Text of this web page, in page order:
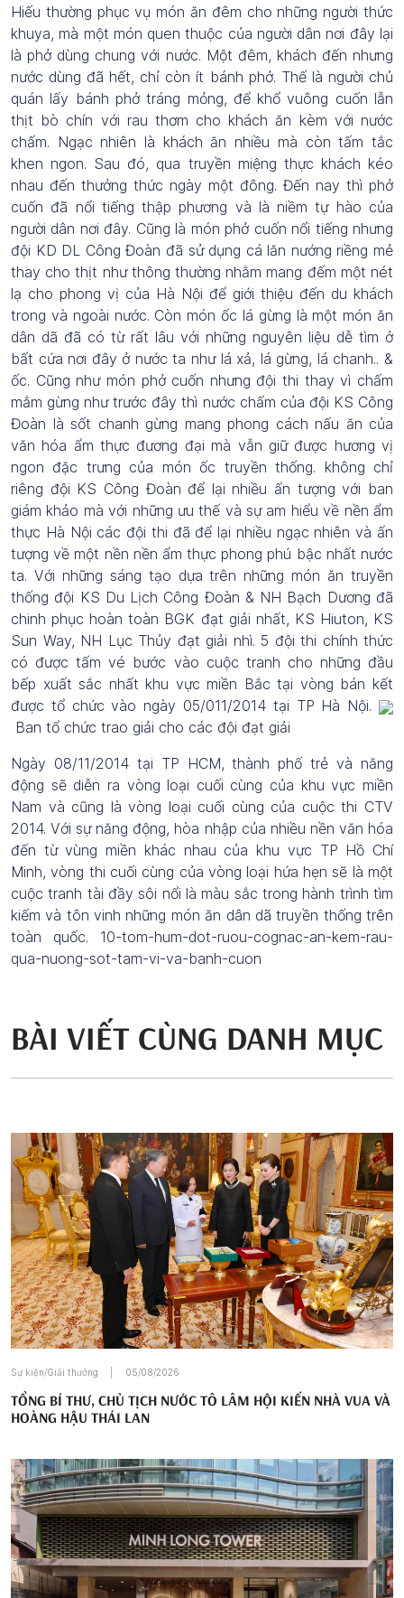
Hiếu thường phục vụ món ăn đêm cho những người thức
khuya, mà một món quen thuộc của người dân nơi đây lại
là phở dùng chung với nước. Một đêm, khách đến nhưng
nước dùng đã hết, chỉ còn ít bánh phở. Thế là người chủ
quán lấy bánh phở tráng mỏng, để khổ vuông cuốn lẫn
thịt bò chín với rau thơm cho khách ăn kèm với nước
chấm. Ngạc nhiên là khách ăn nhiều mà còn tấm tắc
khen ngon. Sau đó, qua truyền miệng thực khách kéo
nhau đến thưởng thức ngày một đông. Đến nay thì phở
cuốn đã nổi tiếng thập phương và là niềm tự hào của
người dân nơi đây. Cũng là món phở cuốn nổi tiếng nhưng
đội KD DL Công Đoàn đã sử dụng cá lăn nướng riềng mẻ
thay cho thịt như thông thường nhằm mang đếm một nét
lạ cho phong vị của Hà Nội để giới thiệu đến du khách
trong và ngoài nước. Còn món ốc lá gừng là một món ăn
dân dã đã có từ rất lâu với những nguyên liệu dễ tìm ở
bất cứa nơi đây ở nước ta như lá xả, lá gừng, lá chanh.. &
ốc. Cũng như món phở cuốn nhưng đội thi thay vì chấm
mắm gừng như trước đây thì nước chấm của đội KS Công
Đoàn là sốt chanh gừng mang phong cách nấu ăn của
văn hóa ẩm thực đương đại mà vẫn giữ được hương vị
ngon đặc trưng của món ốc truyền thống. không chỉ
riêng đội KS Công Đoàn để lại nhiều ấn tượng với ban
giám khảo mà với những ưu thế và sự am hiểu về nền ẩm
thực Hà Nội các đội thi đã để lại nhiều ngạc nhiên và ấn
tượng về một nền nền ẩm thực phong phú bậc nhất nước
ta. Với những sáng tạo dựa trên những món ăn truyền
thống đội KS Du Lịch Công Đoàn & NH Bạch Dương đã
chinh phục hoàn toàn BGK đạt giải nhất, KS Hiuton, KS
Sun Way, NH Lục Thủy đạt giải nhì. 5 đội thi chính thức
có được tấm vé bước vào cuộc tranh cho những đầu
bếp xuất sắc nhất khu vực miền Bắc tại vòng bán kết
được tổ chức vào ngày 05/011/2014 tại TP Hà Nội.
Ban tổ chức trao giải cho các đội đạt giải
Ngày 08/11/2014 tại TP HCM, thành phố trẻ và năng
động sẽ diễn ra vòng loại cuối cùng của khu vực miền
Nam và cũng là vòng loại cuối cùng của cuộc thi CTV
2014. Với sự năng động, hòa nhập của nhiều nền văn hóa
đến từ vùng miền khác nhau của khu vực TP Hồ Chí
Minh, vòng thi cuối cùng của vòng loại hứa hẹn sẽ là một
cuộc tranh tài đầy sôi nổi là màu sắc trong hành trình tìm
kiếm và tôn vinh những món ăn dân dã truyền thống trên
toàn quốc. 10-tom-hum-dot-ruou-cognac-an-kem-rau-
qua-nuong-sot-tam-vi-va-banh-cuon
BÀI VIẾT CÙNG DANH MỤC
Sự kiện/Giải thưởng 05/08/2026
TỔNG BÍ THƯ, CHỦ TỊCH NƯỚC TÔ LÂM HỘI KIẾN NHÀ VUA VÀ
HOÀNG HẬU THÁI LAN